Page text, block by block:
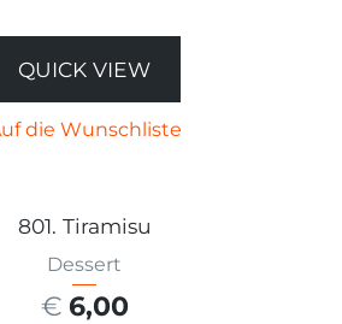
QUICK VIEW
die Wunschliste
801. Tiramisu
Dessert
€ 6,00